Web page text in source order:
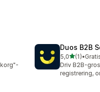
Duos B2B
5,0av 5
(1)
1 recensioner
•
Driv B2B-
registrering,